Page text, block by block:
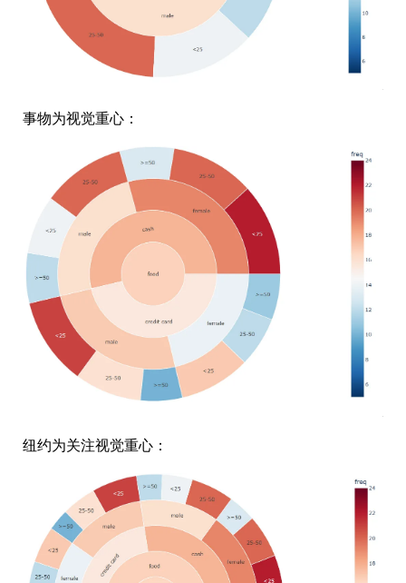
事物为视觉重心：
纽约为关注视觉重心：